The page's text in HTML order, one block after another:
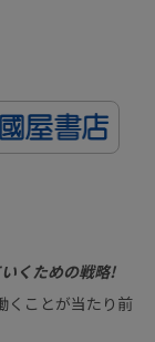
くための戦略!
くことが当たり前